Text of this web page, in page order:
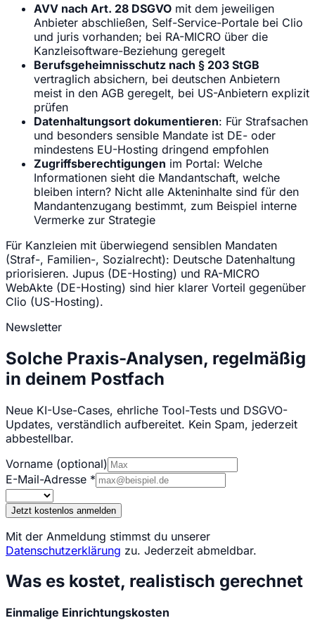
AVV nach Art. 28 DSGVO mit dem jeweiligen
Anbieter abschließen, Self-Service-Portale bei Clio
und juris vorhanden; bei RA-MICRO über die
Kanzleisoftware-Beziehung geregelt
Berufsgeheimnisschutz nach § 203 StGB
vertraglich absichern, bei deutschen Anbietern
meist in den AGB geregelt, bei US-Anbietern explizit
prüfen
Datenhaltungsort dokumentieren: Für Strafsachen
und besonders sensible Mandate ist DE- oder
mindestens EU-Hosting dringend empfohlen
Zugriffsberechtigungen im Portal: Welche
Informationen sieht die Mandantschaft, welche
bleiben intern? Nicht alle Akteninhalte sind für den
Mandantenzugang bestimmt, zum Beispiel interne
Vermerke zur Strategie
Für Kanzleien mit überwiegend sensiblen Mandaten
(Straf-, Familien-, Sozialrecht): Deutsche Datenhaltung
priorisieren. Jupus (DE-Hosting) und RA-MICRO
WebAkte (DE-Hosting) sind hier klarer Vorteil gegenüber
Clio (US-Hosting).
Newsletter
Solche Praxis-Analysen, regelmäßig
in deinem Postfach
Neue KI-Use-Cases, ehrliche Tool-Tests und DSGVO-
Updates, verständlich aufbereitet. Kein Spam, jederzeit
abbestellbar.
Vorname (optional)
E-Mail-Adresse *
Jetzt kostenlos anmelden
Mit der Anmeldung stimmst du unserer
Datenschutzerklärung zu. Jederzeit abmeldbar.
Was es kostet, realistisch gerechnet
Einmalige Einrichtungskosten